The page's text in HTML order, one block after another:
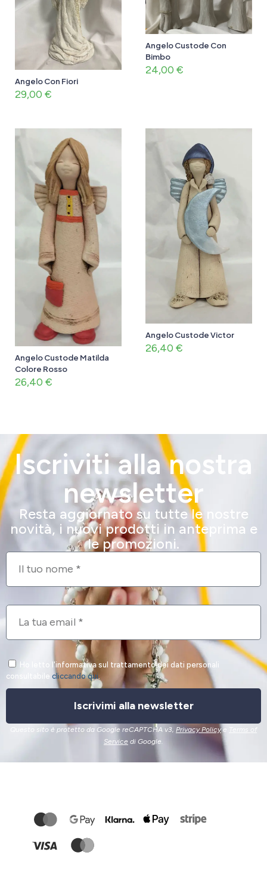
Angelo Con Fiori
29,00 €
Angelo Custode Con
Bimbo
24,00 €
Angelo Custode Matilda
Colore Rosso
26,40 €
Angelo Custode Victor
26,40 €
Iscriviti alla nostra
newsletter
Resta aggiornato su tutte le nostre
novità, i nuovi prodotti in anteprima e
le promozioni.
Ho letto l'informativa sul trattamento dei dati personali
consultabile cliccando qui.
Iscrivimi alla newsletter
Questo sito è protetto da Google reCAPTCHA v3, Privacy Policye Terms of
Service di Google.